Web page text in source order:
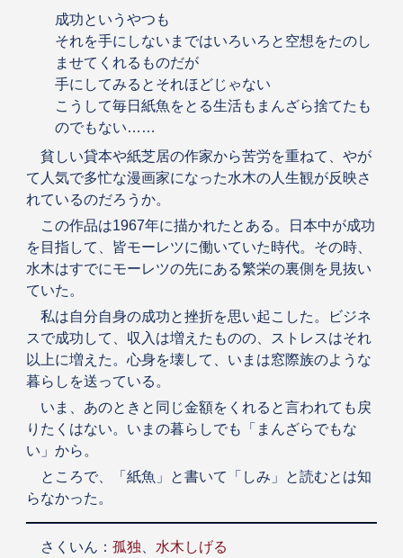
成功というやつも
それを手にしないまではいろいろと空想をたのし
ませてくれるものだが
手にしてみるとそれほどじゃない
こうして毎日紙魚をとる生活もまんざら捨てたも
のでもない……
貧しい貸本や紙芝居の作家から苦労を重ねて、やが
て人気で多忙な漫画家になった水木の人生観が反映さ
れているのだろうか。
この作品は1967年に描かれたとある。日本中が成功
を目指して、皆モーレツに働いていた時代。その時、
水木はすでにモーレツの先にある繁栄の裏側を見抜い
ていた。
私は自分自身の成功と挫折を思い起こした。ビジネ
スで成功して、収入は増えたものの、ストレスはそれ
以上に増えた。心身を壊して、いまは窓際族のような
暮らしを送っている。
いま、あのときと同じ金額をくれると言われても戻
りたくはない。いまの暮らしでも「まんざらでもな
い」から。
ところで、「紙魚」と書いて「しみ」と読むとは知
らなかった。
さくいん： 孤独 水木しげる